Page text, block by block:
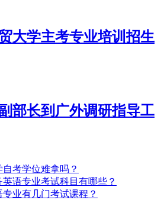
大学主考专业培训招生
部长到广外调研指导工
考学位难拿吗？
语专业考试科目有哪些？
业有几门考试课程？